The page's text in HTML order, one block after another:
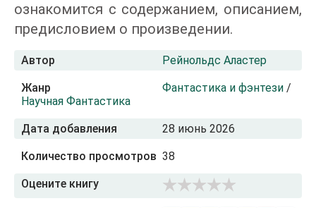
ознакомится с содержанием, описанием,
предисловием о произведении.
Автор Рейнольдс Аластер
Жанр Фантастика и фэнтези /
Научная Фантастика
Дата добавления 28 июнь 2026
Количество просмотров 38
Оцените книгу